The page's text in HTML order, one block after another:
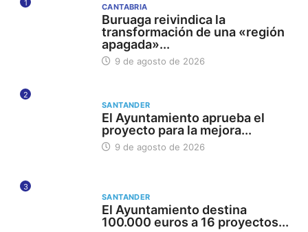
1 CANTABRIA
Buruaga reivindica la
transformación de una «región
apagada»...
9 de agosto de 2026
2
SANTANDER
El Ayuntamiento aprueba el
proyecto para la mejora...
9 de agosto de 2026
3
SANTANDER
El Ayuntamiento destina
100.000 euros a 16 proyectos...